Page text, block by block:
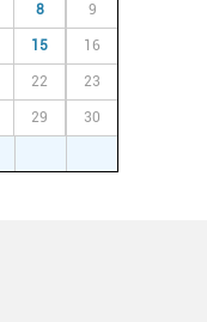
8 9
15 16
22 23
29 30